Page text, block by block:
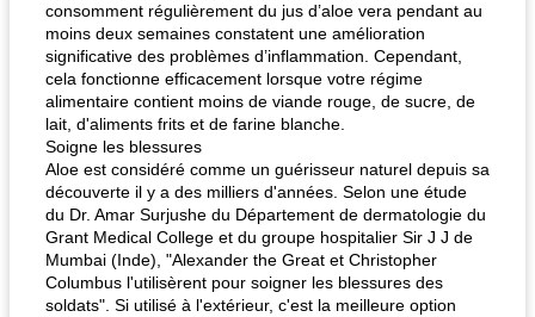
consomment régulièrement du jus d’aloe vera pendant au
moins deux semaines constatent une amélioration
significative des problèmes d’inflammation. Cependant,
cela fonctionne efficacement lorsque votre régime
alimentaire contient moins de viande rouge, de sucre, de
lait, d'aliments frits et de farine blanche.
Soigne les blessures
Aloe est considéré comme un guérisseur naturel depuis sa
découverte il y a des milliers d'années. Selon une étude
du Dr. Amar Surjushe du Département de dermatologie du
Grant Medical College et du groupe hospitalier Sir J J de
Mumbai (Inde), "Alexander the Great et Christopher
Columbus l'utilisèrent pour soigner les blessures des
soldats". Si utilisé à l'extérieur, c'est la meilleure option